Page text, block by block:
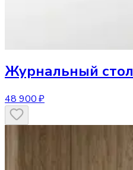
Журнальный стол
48 900 ₽